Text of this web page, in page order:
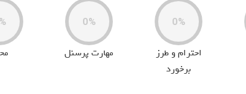
0%
مهارت پرسنل
0%
احترام و طرز
برخورد